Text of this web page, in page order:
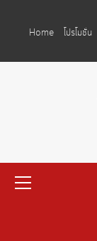
Home
โปรโมชั่น
Menu